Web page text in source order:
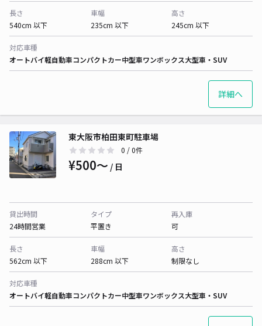
長さ
540cm 以下
車幅
235cm 以下
高さ
245cm 以下
対応車種
オートバイ軽自動車コンパクトカー中型車ワンボックス大型車・SUV
詳細へ
東大阪市柏田東町駐車場
0 / 0件
¥500〜 / 日
貸出時間
24時間営業
タイプ
平置き
再入庫
可
長さ
562cm 以下
車幅
288cm 以下
高さ
制限なし
対応車種
オートバイ軽自動車コンパクトカー中型車ワンボックス大型車・SUV